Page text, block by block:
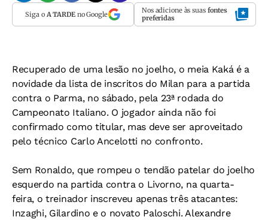
Siga o A TARDEno Google Nos adicione às suas fontes
preferidas
Recuperado de uma lesão no joelho, o meia Kaká é a
novidade da lista de inscritos do Milan para a partida
contra o Parma, no sábado, pela 23ª rodada do
Campeonato Italiano. O jogador ainda não foi
confirmado como titular, mas deve ser aproveitado
pelo técnico Carlo Ancelotti no confronto.
Sem Ronaldo, que rompeu o tendão patelar do joelho
esquerdo na partida contra o Livorno, na quarta-
feira, o treinador inscreveu apenas três atacantes:
Inzaghi, Gilardino e o novato Paloschi. Alexandre